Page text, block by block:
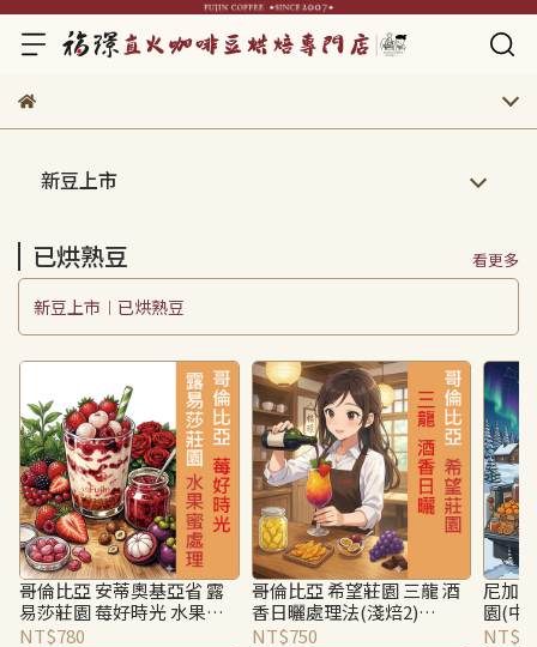
新豆上市
已烘熟豆 看更多
新豆上市︱已烘熟豆
哥倫比亞 安蒂奧基亞省 露
易莎莊園 莓好時光 水果蜜
處理(淺焙2) Colombia
NT$780
哥倫比亞 希望莊園 三龍 酒
香日曬處理法(淺焙2)
Colombia Café Granja La
NT$750
尼加
園(中